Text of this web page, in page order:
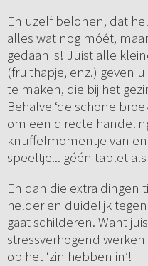
En uzelf belonen, dat
alles wat nog móét,
gedaan is! Juist alle
(fruithapje, enz.) geven
te maken, die bij het
Behalve ‘de schone
om een directe
knuffelmomentje van
speeltje... géén tablet
En dan die extra dingen
helder en duidelijk
gaat schilderen. Want
stressverhogend
op het ‘zin hebben in’!